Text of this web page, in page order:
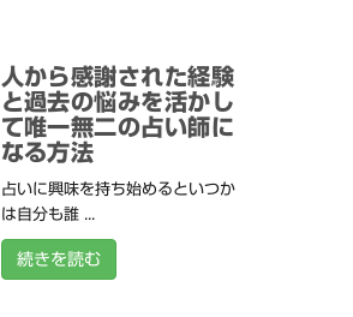
人から感謝された経験
と過去の悩みを活かし
て唯一無二の占い師に
なる方法
占いに興味を持ち始めるといつか
は自分も誰 ...
続きを読む